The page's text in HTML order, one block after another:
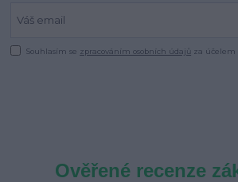
Souhlasím se zpracováním osobních údajů za účelem
Ověřené recenze